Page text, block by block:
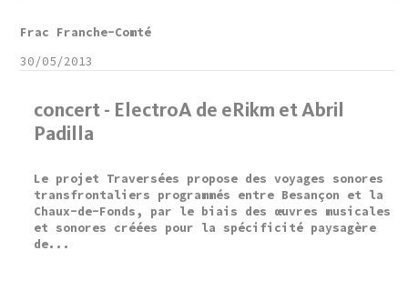
concert - ElectroA de eRikm et Abril
Padilla
Le projet Traversées propose des voyages sonores
transfrontaliers programmés entre Besançon et la
Chaux-de-Fonds, par le biais des œuvres musicales
et sonores créées pour la spécificité paysagère
de...
Frac Franche-Comté
30/05/2013